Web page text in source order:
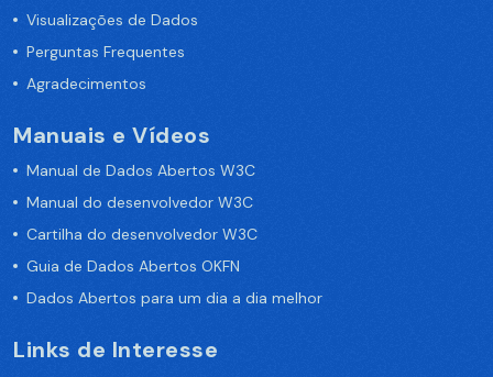
Visualizações de Dados
Perguntas Frequentes
Agradecimentos
Manuais e Vídeos
Manual de Dados Abertos W3C
Manual do desenvolvedor W3C
Cartilha do desenvolvedor W3C
Guia de Dados Abertos OKFN
Dados Abertos para um dia a dia melhor
Links de Interesse